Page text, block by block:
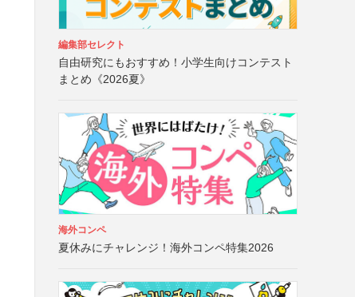
編集部セレクト
自由研究にもおすすめ！小学生向けコンテスト
まとめ《2026夏》
海外コンペ
夏休みにチャレンジ！海外コンペ特集2026